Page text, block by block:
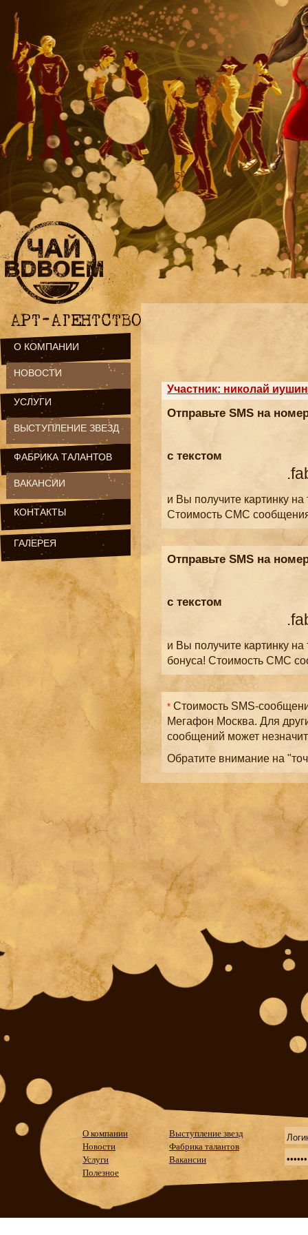
Участник: николай иушин
Отправьте SMS на
с текстом
и Вы получите картинку
Стоимость СМС
Отправьте SMS на
с текстом
и Вы получите картинку
бонуса! Стоимость СМС
* Стоимость SMS-
Мегафон Москва. Для
сообщений может
Обратите внимание на
О КОМПАНИИ
НОВОСТИ
УСЛУГИ
ВЫСТУПЛЕНИЕ ЗВЕЗД
ФАБРИКА ТАЛАНТОВ
ВАКАНСИИ
КОНТАКТЫ
ГАЛЕРЕЯ
О компании
Новости
Услуги
Полезное
Выступление звезд
Фабрика талантов
Вакансии